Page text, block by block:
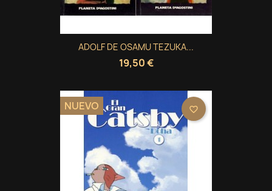
ADOLF DE OSAMU TEZUKA...
19,50 €
NUEVO favorite_border